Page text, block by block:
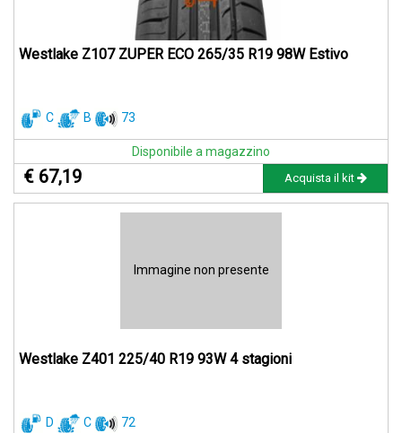
Westlake Z107 ZUPER ECO 265/35 R19 98W Estivo
C B 73
Disponibile a magazzino
€ 67,19 Acquista il kit
Immagine non presente
Westlake Z401 225/40 R19 93W 4 stagioni
D C 72